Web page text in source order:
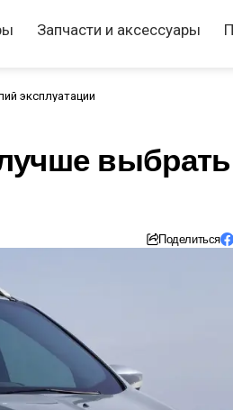
Запчасти и аксессуары
эксплуатации
Поделиться